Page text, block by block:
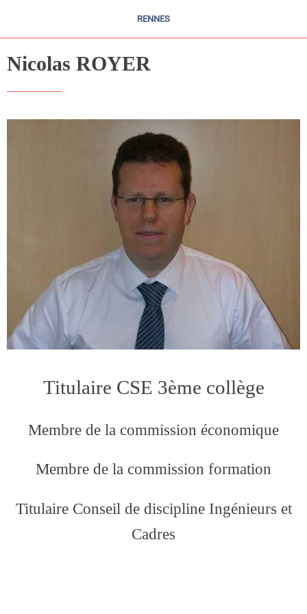
RENNES
Nicolas ROYER
Titulaire CSE 3ème collège
Membre de la commission économique
Membre de la commission formation
Titulaire Conseil de discipline Ingénieurs et
Cadres